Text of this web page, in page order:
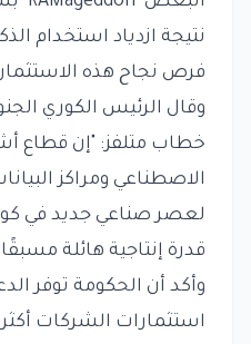
نتيجة ازدياد استخدام
فرص نجاح هذه
وقال الرئيس الكوري
خطاب متلفز: "إن قطاع
الاصطناعي ومراكز
لعصر صناعي جديد في
قدرة إنتاجية هائلة
وأكد أن الحكومة توفر
استثمارات الشركات